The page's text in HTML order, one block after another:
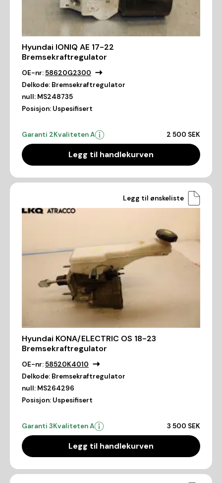
Hyundai IONIQ AE 17-22
Bremsekraftregulator
OE-nr:58620G2300
Delkode: Bremsekraftregulator
null: MS248735
Posisjon: Uspesifisert
Garanti 2Kvaliteten A 2 500 SEK
Legg til handlekurven
Legg til ønskeliste
Hyundai KONA/ELECTRIC OS 18-23
Bremsekraftregulator
OE-nr:58520K4010
Delkode: Bremsekraftregulator
null: MS264296
Posisjon: Uspesifisert
Garanti 3Kvaliteten A 3 500 SEK
Legg til handlekurven